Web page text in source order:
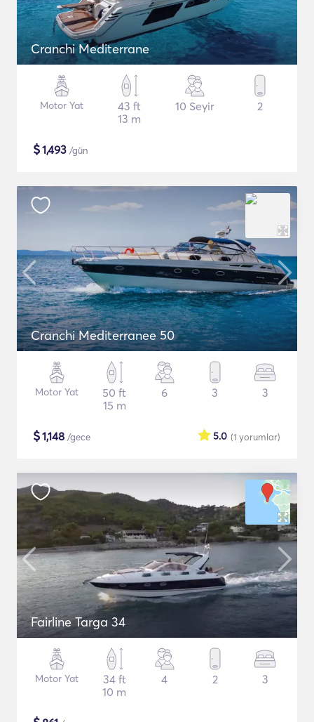
Cranchi Mediterrane
Motor Yat
43 ft
13 m
10 Seyir 2
$1,493 /gün
Cranchi Mediterranee 50
Motor Yat
50 ft
15 m
6 3 3
$1,148 /gece (1 yorumlar)
5.0
Fairline Targa 34
Motor Yat
34 ft
10 m
4 2 3